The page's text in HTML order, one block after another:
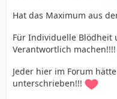
Hat das Maximum aus
Für Individuelle Blödheit
Verantwortlich machen!!!!
Jeder hier im Forum
unterschrieben!!!